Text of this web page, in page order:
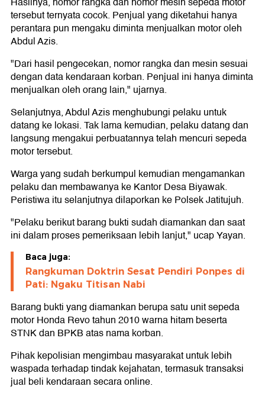
tersebut ternyata cocok. Penjual yang diketahui hanya
perantara pun mengaku diminta menjualkan motor oleh
Abdul Azis.
"Dari hasil pengecekan, nomor rangka dan mesin sesuai
dengan data kendaraan korban. Penjual ini hanya diminta
menjualkan oleh orang lain," ujarnya.
Selanjutnya, Abdul Azis menghubungi pelaku untuk
datang ke lokasi. Tak lama kemudian, pelaku datang dan
langsung mengakui perbuatannya telah mencuri sepeda
motor tersebut.
Warga yang sudah berkumpul kemudian mengamankan
pelaku dan membawanya ke Kantor Desa Biyawak.
Peristiwa itu selanjutnya dilaporkan ke Polsek Jatitujuh.
"Pelaku berikut barang bukti sudah diamankan dan saat
ini dalam proses pemeriksaan lebih lanjut," ucap Yayan.
Baca juga:
Rangkuman Doktrin Sesat Pendiri Ponpes di
Pati: Ngaku Titisan Nabi
Barang bukti yang diamankan berupa satu unit sepeda
motor Honda Revo tahun 2010 warna hitam beserta
STNK dan BPKB atas nama korban.
Pihak kepolisian mengimbau masyarakat untuk lebih
waspada terhadap tindak kejahatan, termasuk transaksi
jual beli kendaraan secara online.